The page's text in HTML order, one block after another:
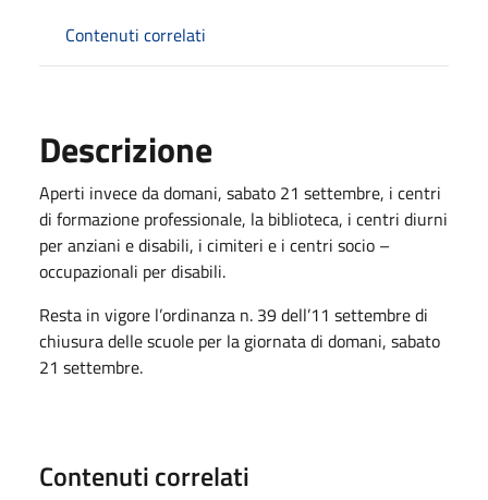
Contenuti correlati
Descrizione
Aperti invece da domani, sabato 21 settembre, i centri
di formazione professionale, la biblioteca, i centri diurni
per anziani e disabili, i cimiteri e i centri socio –
occupazionali per disabili.
Resta in vigore l’ordinanza n. 39 dell’11 settembre di
chiusura delle scuole per la giornata di domani, sabato
21 settembre.
Contenuti correlati